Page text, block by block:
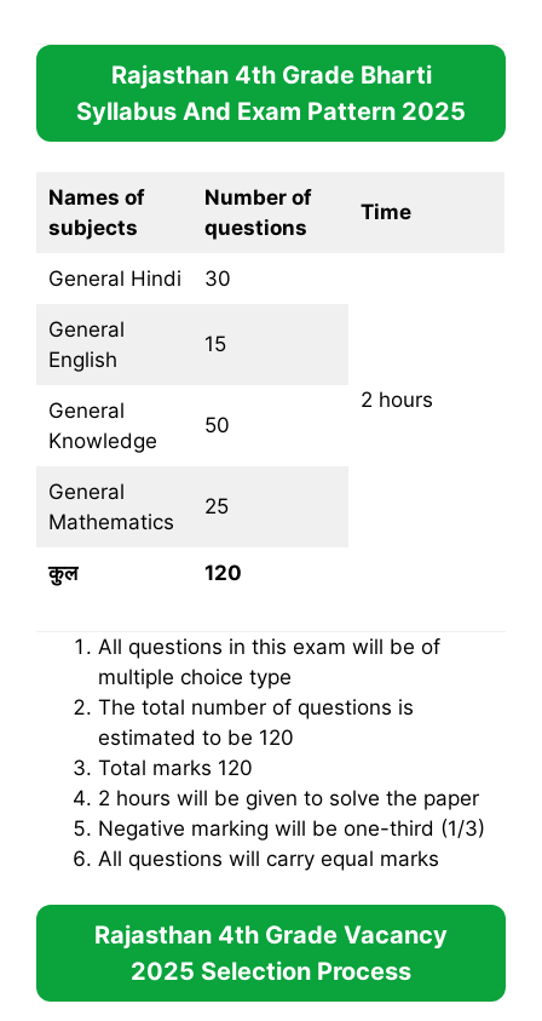
Rajasthan 4th Grade Bharti
Syllabus And Exam Pattern 2025
Names of
subjects
Number of
questions
Time
General Hindi 30
2 hours
General
English
15
General
Knowledge
50
General
Mathematics
25
कुल 120
All questions in this exam will be of
multiple choice type
The total number of questions is
estimated to be 120
Total marks 120
2 hours will be given to solve the paper
Negative marking will be one-third (1/3)
All questions will carry equal marks
Rajasthan 4th Grade Vacancy
2025 Selection Process